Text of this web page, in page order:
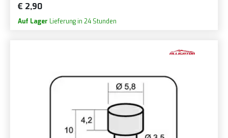
€ 2,90
Auf Lager Lieferung in 24 Stunden